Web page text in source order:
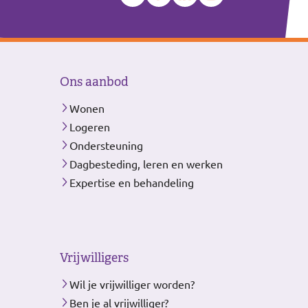
Ons aanbod
Wonen
Logeren
Ondersteuning
Dagbesteding, leren en werken
Expertise en behandeling
Vrijwilligers
Wil je vrijwilliger worden?
Ben je al vrijwilliger?